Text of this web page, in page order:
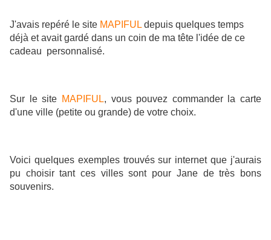
J'avais repéré le site MAPIFUL depuis quelques temps
déjà et avait gardé dans un coin de ma tête l'idée de ce
cadeau personnalisé.
Sur le site MAPIFUL, vous pouvez commander la carte
d'une ville (petite ou grande) de votre choix.
Voici quelques exemples trouvés sur internet que j'aurais
pu choisir tant ces villes sont pour Jane de très bons
souvenirs.